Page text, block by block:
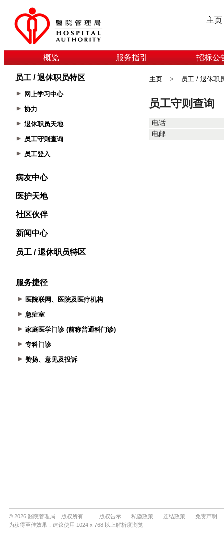
主页
概览 服务指引 招标公
员工 / 退休职员特区
网上学习中心
协力
退休职员天地
员工守则查询
员工登入
病友中心
医护天地
社区伙伴
新闻中心
员工 / 退休职员特区
服务捷径
医院联网、医院及医疗机构
急症室
家庭医学门诊 (前称普通科门诊)
专科门诊
赞扬、意见及投诉
主页 > 员工 / 退休职
© 2026 醫院管理局 版权所有 版权告示 私隐政策 连结政策
免责声明
为获得至佳效果，建议使用 1024 x 768 以上解析度浏览